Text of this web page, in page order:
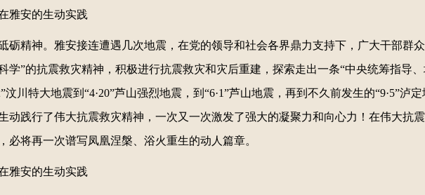
雅安的生动实践
砺精神。雅安接连遭遇几次地震，在党的领导和社会各界鼎力支持下，广大干部群
学”的抗震救灾精神，积极进行抗震救灾和灾后重建，探索走出一条“中央统筹指导
汶川特大地震到“4·20”芦山强烈地震，到“6·1”芦山地震，再到不久前发生的“9·5”
动践行了伟大抗震救灾精神，一次又一次激发了强大的凝聚力和向心力！在伟大抗
必将再一次谱写凤凰涅槃、浴火重生的动人篇章。
雅安的生动实践